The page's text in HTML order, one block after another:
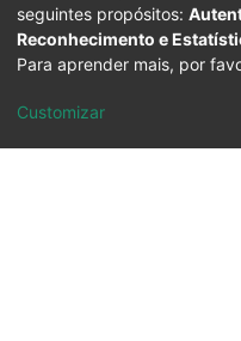
seguintes propósitos:
Reconhecimento e
Para aprender mais, por
Customizar